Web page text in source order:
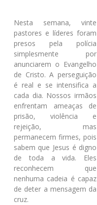
Nesta semana, vinte
pastores e líderes foram
presos pela polícia
simplesmente por
anunciarem o Evangelho
de Cristo. A perseguição
é real e se intensifica a
cada dia. Nossos irmãos
enfrentam ameaças de
prisão, violência e
rejeição, mas
permanecem firmes, pois
sabem que Jesus é digno
de toda a vida. Eles
reconhecem que
nenhuma cadeia é capaz
de deter a mensagem da
cruz.